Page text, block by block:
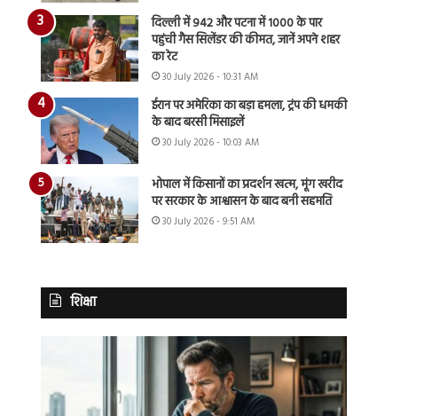
दिल्ली में 942 और पटना में 1000 के पार
पहुंची गैस सिलेंडर की कीमत, जानें अपने शहर
का रेट
30 July 2026 - 10:31 AM
ईरान पर अमेरिका का बड़ा हमला, ट्रंप की धमकी
के बाद बरसी मिसाइलें
30 July 2026 - 10:03 AM
भोपाल में किसानों का प्रदर्शन खत्म, मूंग खरीद
पर सरकार के आश्वासन के बाद बनी सहमति
30 July 2026 - 9:51 AM
शिक्षा